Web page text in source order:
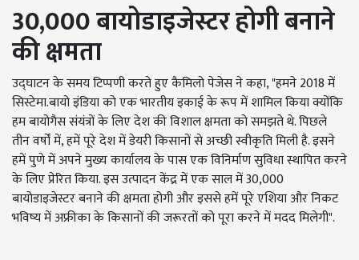
30,000बायोडाइजेस्टर होगीबनाने
की क्षमता
उद्घाटन के समय टिप्पणी करते हुए कैमिलो पेजेस ने कहा, "हमने 2018 में
सिस्टेमा.बायो इंडिया को एक भारतीय इकाई के रूप में शामिल किया क्योंकि
हम बायोगैस संयंत्रों के लिए देश की विशाल क्षमता को समझते थे. पिछले
तीन वर्षों में, हमें पूरे देश में डेयरी किसानों से अच्छी स्वीकृति मिली है. इसने
हमें पुणे में अपने मुख्य कार्यालय के पास एक विनिर्माण सुविधा स्थापित करने
के लिए प्रेरित किया. इस उत्पादन केंद्र में एक साल में 30,000
बायोडाइजेस्टर बनाने की क्षमता होगी और इससे हमें पूरे एशिया और निकट
भविष्य में अफ्रीका के किसानों की जरूरतों को पूरा करने में मदद मिलेगी".